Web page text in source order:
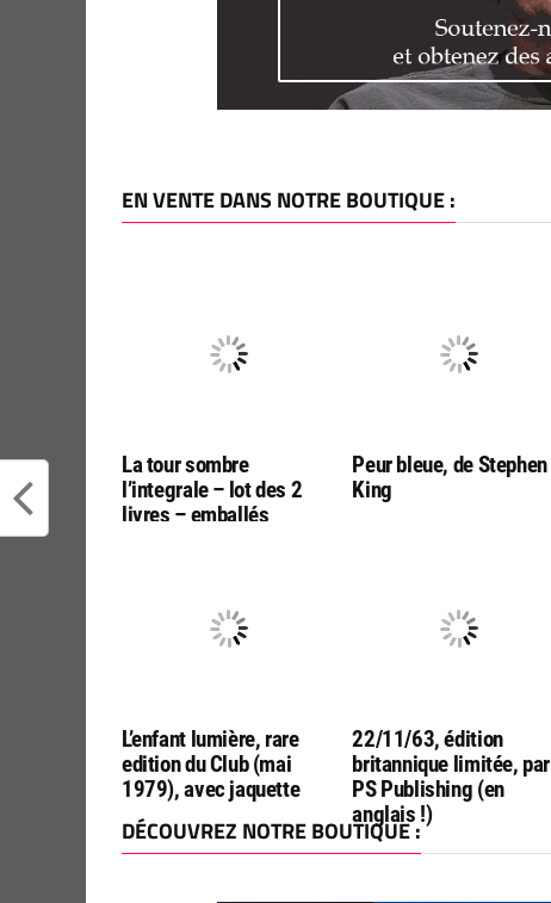
EN VENTE DANS NOTRE BOUTIQUE :
La tour sombre
l’integrale – lot des 2
livres – emballés
Peur bleue, de Stephen
King
L’enfant lumière, rare
edition du Club (mai
1979), avec jaquette
22/11/63, édition
britannique limitée, par
PS Publishing (en
anglais !)
DÉCOUVREZ NOTRE BOUTIQUE :